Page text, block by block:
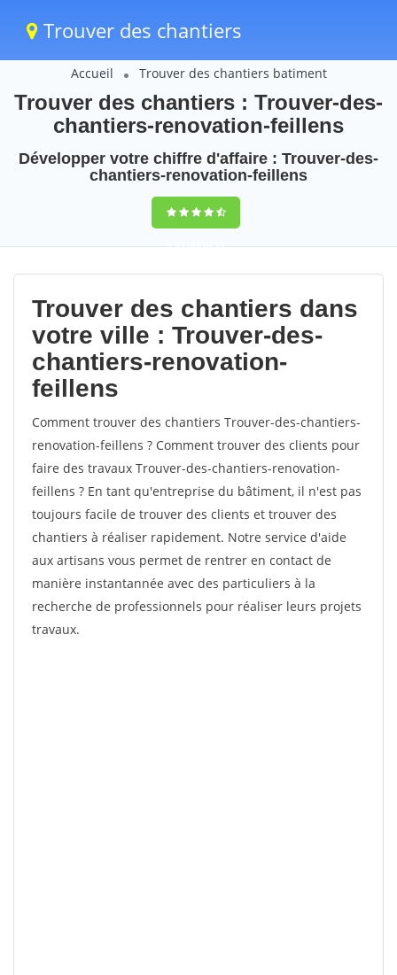
Trouver des chantiers
Accueil Trouver des chantiers batiment
Trouver des chantiers : Trouver-des-
chantiers-renovation-feillens
Développer votre chiffre d'affaire : Trouver-des-
chantiers-renovation-feillens
9,5(100%)95
votes
Trouver des chantiers dans
votre ville : Trouver-des-
chantiers-renovation-
feillens
Comment trouver des chantiers Trouver-des-chantiers-
renovation-feillens ? Comment trouver des clients pour
faire des travaux Trouver-des-chantiers-renovation-
feillens ? En tant qu'entreprise du bâtiment, il n'est pas
toujours facile de trouver des clients et trouver des
chantiers à réaliser rapidement. Notre service d'aide
aux artisans vous permet de rentrer en contact de
manière instantannée avec des particuliers à la
recherche de professionnels pour réaliser leurs projets
travaux.